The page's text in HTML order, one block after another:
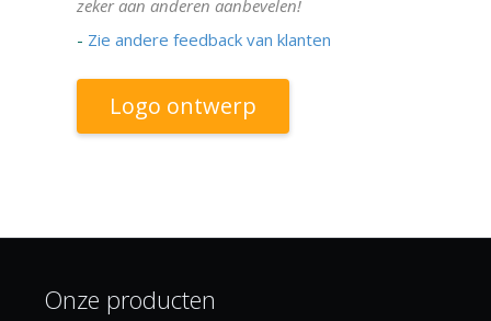
zeker aan anderen aanbevelen!
- Zie andere feedback van klanten
Logo ontwerp
Onze producten